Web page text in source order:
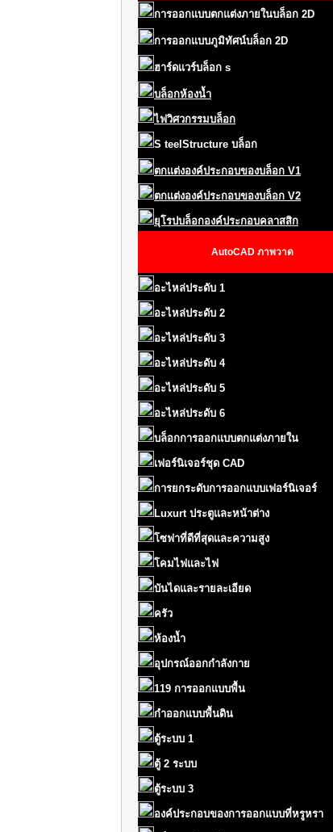
การออกแบบตกแต่งภายในบล็อก 2D
การออกแบบภูมิทัศน์บล็อก 2D
ฮาร์ดแวร์บล็อก s
บล็อกห้องน้ำ
ไฟวิศวกรรมบล็อก
S teel Structure บล็อก
ตกแต่งองค์ประกอบของบล็อก V1
ตกแต่งองค์ประกอบของบล็อก V2
ยุโรปบล็อกองค์ประกอบคลาสสิก
AutoCAD ภาพวาด
อะไหล่ประดับ 1
อะไหล่ประดับ 2
อะไหล่ประดับ 3
อะไหล่ประดับ 4
อะไหล่ประดับ 5
อะไหล่ประดับ 6
บล็อกการออกแบบตกแต่งภายใน
เฟอร์นิเจอร์ชุด CAD
การยกระดับการออกแบบเฟอร์นิเจอร์
Luxurt ประตูและหน้าต่าง
โซฟาที่ดีที่สุดและความสูง
โคมไฟและไฟ
บันไดและรายละเอียด
ครัว
ห้องน้ำ
อุปกรณ์ออกกำลังกาย
119 การออกแบบพื้น
กำออกแบบพื้นดิน
ตู้ระบบ 1
ตู้ 2 ระบบ
ตู้ระบบ 3
องค์ประกอบของการออกแบบที่หรูหรา